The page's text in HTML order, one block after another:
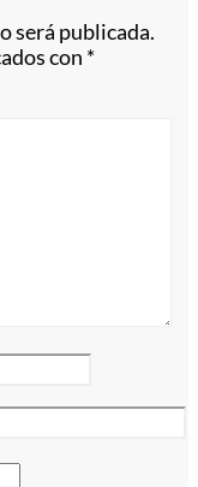
será publicada.
con *